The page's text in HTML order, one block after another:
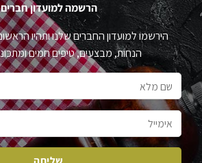
הרשמה למועדון חברים
הירשמו למועדון החברים שלנו ותהיו
הנחות, מבצעים, טיפים חמים